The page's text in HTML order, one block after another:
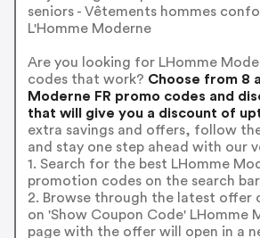
seniors - Vêtements hommes
L'Homme Moderne
Are you looking for LHomme
codes that work? Choose from 8
Moderne FR promo codes and
that will give you a discount of
extra savings and offers, follow
and stay one step ahead with our
1. Search for the best LHomme
promotion codes on the search
2. Browse through the latest offer
on 'Show Coupon Code' LHomme
page with the offer will open in a